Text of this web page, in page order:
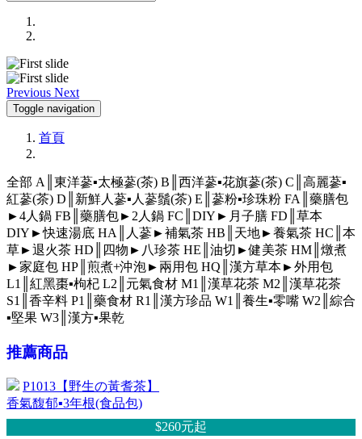
Previous Next
Toggle navigation
首頁
全部 A║東洋蔘▪太極蔘(茶) B║西洋蔘▪花旗蔘(茶) C║高麗蔘▪
紅蔘(茶) D║新鮮人蔘▪人蔘鬚(茶) E║蔘粉▪珍珠粉 FA║藥膳包
►4人鍋 FB║藥膳包►2人鍋 FC║DIY►月子膳 FD║草本
DIY►快速湯底 HA║人蔘►補氣茶 HB║天地►養氣茶 HC║本
草►退火茶 HD║四物►八珍茶 HE║油切►健美茶 HM║燉煮
►家庭包 HP║煎煮+沖泡►兩用包 HQ║漢方草本►外用包
L1║紅黑棗▪枸杞 L2║元氣食材 M1║漢草花茶 M2║漢草花茶
S1║香辛料 P1║藥食材 R1║漢方珍品 W1║養生▪零嘴 W2║綜合
▪堅果 W3║漢方▪果乾
推薦商品
P1013【野生の黃耆茶】
香氣馥郁▪3年根(食品包)
$260元起